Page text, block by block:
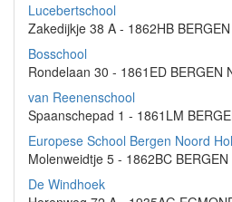
Lucebertschool
Zakedijkje 38 A - 1862HB
Bosschool
Rondelaan 30 - 1861ED BERGEN
van Reenenschool
Spaanschepad 1 - 1861LM
Europese School Bergen Noord
Molenweidtje 5 - 1862BC BERGEN
De Windhoek